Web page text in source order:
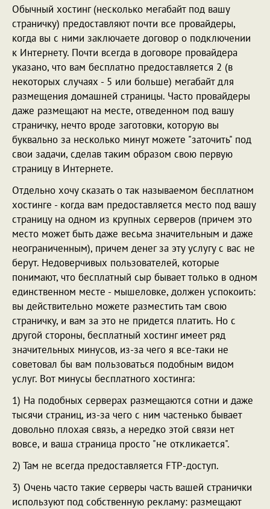
Обычный хостинг (несколько мегабайт под вашу
страничку) предоставляют почти все провайдеры,
когда вы с ними заключаете договор о подключении
к Интернету. Почти всегда в договоре провайдера
указано, что вам бесплатно предоставляется 2 (в
некоторых случаях - 5 или больше) мегабайт для
размещения домашней страницы. Часто провайдеры
даже размещают на месте, отведенном под вашу
страничку, нечто вроде заготовки, которую вы
буквально за несколько минут можете "заточить" под
свои задачи, сделав таким образом свою первую
страницу в Интернете.
Отдельно хочу сказать о так называемом бесплатном
хостинге - когда вам предоставляется место под вашу
страницу на одном из крупных серверов (причем это
место может быть даже весьма значительным и даже
неограниченным), причем денег за эту услугу с вас не
берут. Недоверчивых пользователей, которые
понимают, что бесплатный сыр бывает только в одном
единственном месте - мышеловке, должен успокоить:
вы действительно можете разместить там свою
страничку, и вам за это не придется платить. Но с
другой стороны, бесплатный хостинг имеет ряд
значительных минусов, из-за чего я все-таки не
советовал бы вам пользоваться подобным видом
услуг. Вот минусы бесплатного хостинга:
1) На подобных серверах размещаются сотни и даже
тысячи страниц, из-за чего с ним частенько бывает
довольно плохая связь, а нередко этой связи нет
вовсе, и ваша страница просто "не откликается".
2) Там не всегда предоставляется FTP-доступ.
3) Очень часто такие серверы часть вашей странички
используют под собственную рекламу: размещают